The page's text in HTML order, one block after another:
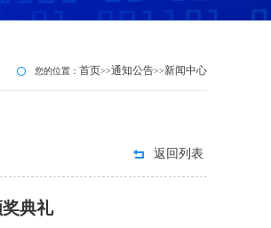
您的位置： 首页>>通知公告>>新闻中心
返回列表
典礼